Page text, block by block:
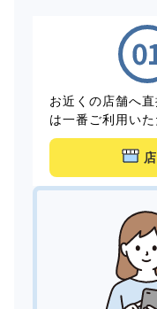
お近くの店舗へ
は一番ご利用い